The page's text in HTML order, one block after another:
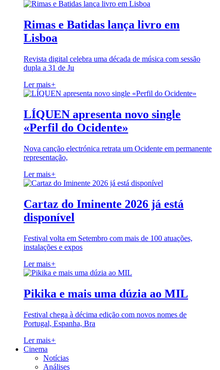
Rimas e Batidas lança livro em
Lisboa
Revista digital celebra uma década de música com sessão
dupla a 31 de Ju
Ler mais+
LÍQUEN apresenta novo single
«Perfil do Ocidente»
Nova canção electrónica retrata um Ocidente em permanente
representação,
Ler mais+
Cartaz do Iminente 2026 já está
disponível
Festival volta em Setembro com mais de 100 atuações,
instalações e expos
Ler mais+
Pikika e mais uma dúzia ao MIL
Festival chega à décima edição com novos nomes de
Portugal, Espanha, Bra
Ler mais+
Cinema
Notícias
Análises